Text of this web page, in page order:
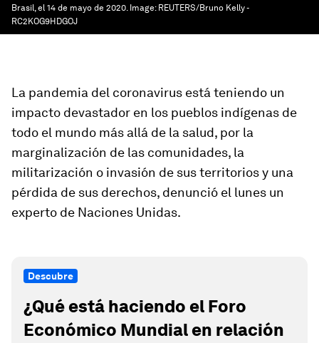
Brasil, el 14 de mayo de 2020. Image: REUTERS/Bruno Kelly -
RC2KOG9HDGOJ
La pandemia del coronavirus está teniendo un
impacto devastador en los pueblos indígenas de
todo el mundo más allá de la salud, por la
marginalización de las comunidades, la
militarización o invasión de sus territorios y una
pérdida de sus derechos, denunció el lunes un
experto de Naciones Unidas.
Descubre
¿Qué está haciendo el Foro
Económico Mundial en relación